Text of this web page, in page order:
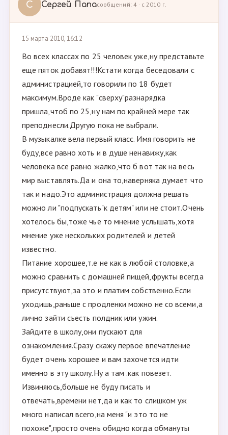
С Сергей Папасообщений: 4 · с 2010 г.
15 марта 2010, 16:12
Во всех классах по 25 человек уже,ну представьте
еще пяток добавят!!!Кстати когда беседовали с
администрацией,то говорили по 18 будет
максимум.Вроде как "сверху"разнарядка
пришла,чтоб по 25,ну нам по крайней мере так
преподнесли.Другую пока не выбрали.
В музыкалке вела первый класс. Имя говорить не
буду,все равно хоть и в душе ненавижу,как
человека все равно жалко,что б вот так на весь
мир выставлять.Да и она то,наверняка думает что
так и надо.Это администрация должна решать
можно ли "подпускать"к детям" или не стоит.Очень
хотелось бы,тоже чье то мнение услышать,хотя
мнение уже нескольких родителей и детей
известно.
Питание хорошее,т.е не как в любой столовке,а
можно сравнить с домашней пищей,фрукты всегда
присутствуют,за это и платим собственно.Если
уходишь,раньше с продленки можно не со всеми,а
лично зайти съесть полдник или ужин.
Зайдите в школу,они пускают для
ознакомления.Сразу скажу первое впечатление
будет очень хорошее и вам захочется идти
именно в эту школу.Ну а там .как повезет.
Извиняюсь,больше не буду писать и
отвечать,времени нет,да и как то слишком уж
много написал всего,на меня "и это то не
похоже",просто очень обидно когда обмануты